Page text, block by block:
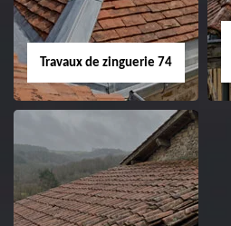
Travaux de zinguerie 74